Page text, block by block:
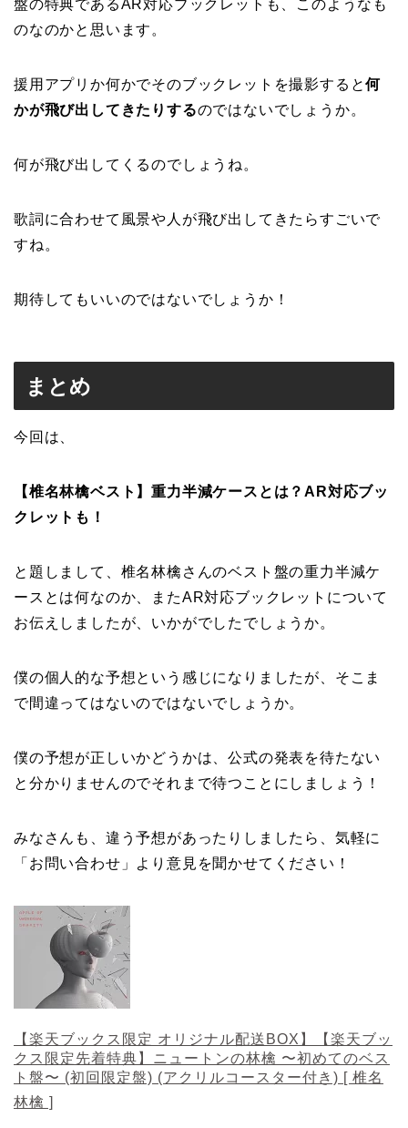
盤の特典であるAR対応ブックレットも、このようなも
のなのかと思います。
援用アプリか何かでそのブックレットを撮影すると何
かが飛び出してきたりするのではないでしょうか。
何が飛び出してくるのでしょうね。
歌詞に合わせて風景や人が飛び出してきたらすごいで
すね。
期待してもいいのではないでしょうか！
まとめ
今回は、
【椎名林檎ベスト】重力半減ケースとは？AR対応ブッ
クレットも！
と題しまして、椎名林檎さんのベスト盤の重力半減ケ
ースとは何なのか、またAR対応ブックレットについて
お伝えしましたが、いかがでしたでしょうか。
僕の個人的な予想という感じになりましたが、そこま
で間違ってはないのではないでしょうか。
僕の予想が正しいかどうかは、公式の発表を待たない
と分かりませんのでそれまで待つことにしましょう！
みなさんも、違う予想があったりしましたら、気軽に
「お問い合わせ」より意見を聞かせてください！
【楽天ブックス限定 オリジナル配送BOX】【楽天ブッ
クス限定先着特典】ニュートンの林檎 〜初めてのベス
ト盤〜 (初回限定盤) (アクリルコースター付き) [ 椎名
林檎 ]